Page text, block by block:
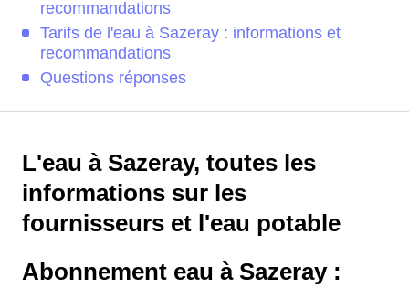
recommandations
Tarifs de l'eau à Sazeray : informations et
recommandations
Questions réponses
L'eau à Sazeray, toutes les
informations sur les
fournisseurs et l'eau potable
Abonnement eau à Sazeray :